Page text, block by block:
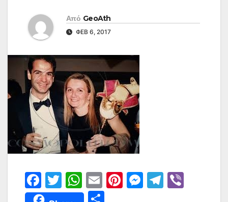
Από GeoAth
ΦΕΒ 6, 2017
F
a
T
w
W
h
E
m
Pi M T